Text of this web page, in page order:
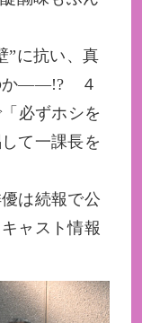
”に抗い、真
か――!? ４
必ずホシを
て一課長を
は続報で公
ャスト情報